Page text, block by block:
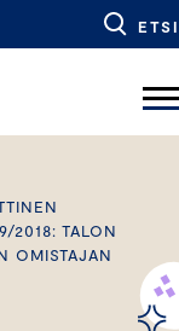
ETSI
2018: TALON
OMISTAJAN